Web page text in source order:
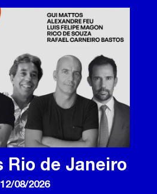
Rio de Janeiro
12/08/2026